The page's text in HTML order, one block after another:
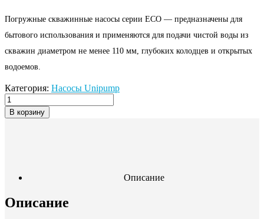
Погружные скважинные насосы серии ЕСО — предназначены для
бытового использования и применяются для подачи чистой воды из
скважин диаметром не менее 110 мм, глубоких колодцев и открытых
водоемов.
Категория: Насосы Unipump
В корзину
Описание
Описание